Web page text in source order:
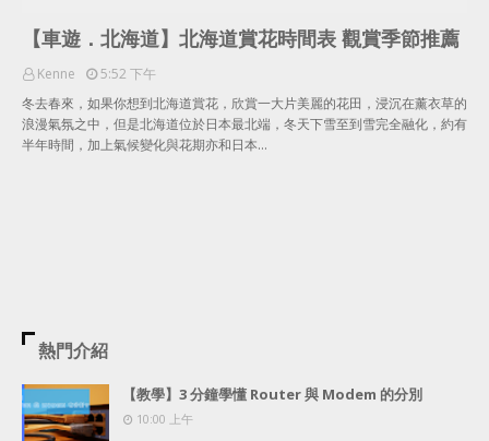
【車遊．北海道】北海道賞花時間表 觀賞季節推薦
Kenne
5:52 下午
冬去春來，如果你想到北海道賞花，欣賞一大片美麗的花田，浸沉在薰衣草的
浪漫氣氛之中，但是北海道位於日本最北端，冬天下雪至到雪完全融化，約有
半年時間，加上氣候變化與花期亦和日本…
熱門介紹
【教學】3 分鐘學懂 Router 與 Modem 的分別
10:00 上午